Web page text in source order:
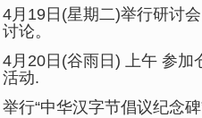
4月19日 (星期二)举行研讨会
讨论。
4月20日 (谷雨日) 上午 参加
活动.
举行“中华汉字节倡议纪念